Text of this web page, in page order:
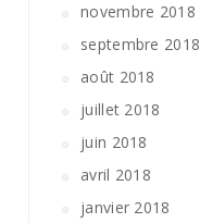
novembre 2018
septembre 2018
août 2018
juillet 2018
juin 2018
avril 2018
janvier 2018